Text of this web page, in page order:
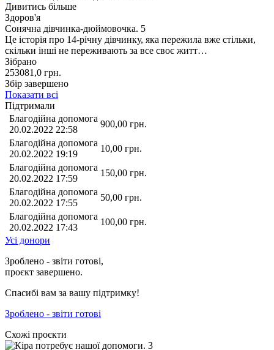
Дивитись більше
Здоров'я
Сонячна дівчинка-дюймовочка. 5
Це історія про 14-річну дівчинку, яка пережила вже стільки,
скільки інші не переживають за все своє житт…
Зібрано
253081,0 грн.
Збір завершено
Показати всі
Підтримали
Благодійна допомога
20.02.2022 22:58
900,00 грн.
Благодійна допомога
20.02.2022 19:19
10,00 грн.
Благодійна допомога
20.02.2022 17:59
150,00 грн.
Благодійна допомога
20.02.2022 17:55
50,00 грн.
Благодійна допомога
20.02.2022 17:43
100,00 грн.
Усі донори
Зроблено - звіти готові,
проєкт завершено.
Спасибі вам за вашу підтримку!
Зроблено - звіти готові
Схожі проєкти